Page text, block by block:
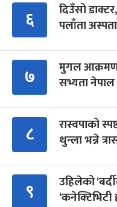
६
दिउँसो
पलाँता
७
मुगल
सभ्यता
८
रास्वपाको
थुन्ला भन्ने
९
उहिलेको
‘कनेक्टिभिटी